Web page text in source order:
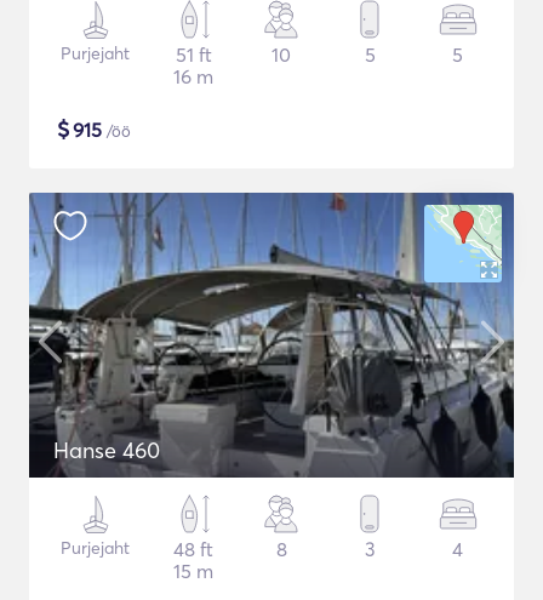
Purjejaht
51 ft
16 m
10 5 5
$915 /öö
Hanse 460
Purjejaht
48 ft
15 m
8 3 4